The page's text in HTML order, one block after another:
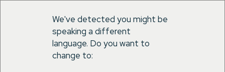
We've detected you might be
speaking a different
language. Do you want to
change to: